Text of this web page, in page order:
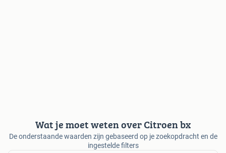
Wat je moet weten over Citroen bx
De onderstaande waarden zijn gebaseerd op je zoekopdracht en de
ingestelde filters